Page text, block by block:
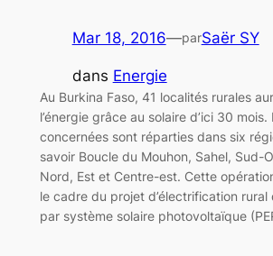
Mar 18, 2016—parSaër SY
dans Energie
Au Burkina Faso, 41 localités rurales
l’énergie grâce au solaire d’ici 30
concernées sont réparties dans six
savoir Boucle du Mouhon, Sahel, Sud-
Nord, Est et Centre-est. Cette
le cadre du projet d’électrification rural
par système solaire photovoltaïque